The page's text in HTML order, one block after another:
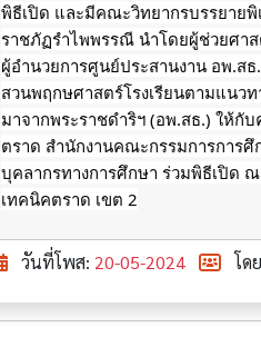
พิธีเปิด และมีคณะวิทยากรบรรยาย
ราชภัฏรำไพพรรณี นำโดยผู้ช่วยศา
ผู้อำนวยการศูนย์ประสานงาน อพ.ส
สวนพฤกษศาสตร์โรงเรียนตามแนว
มาจากพระราชดำริฯ (อพ.สธ.) ให้กั
ตราด สำนักงานคณะกรรมการการ
บุคลากรทางการศึกษา ร่วมพิธีเปิด
เทคนิคตราด เขต 2
วันที่โพส: 20-05-2024 โด